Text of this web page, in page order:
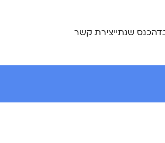
כנס שנתייצירת קשר